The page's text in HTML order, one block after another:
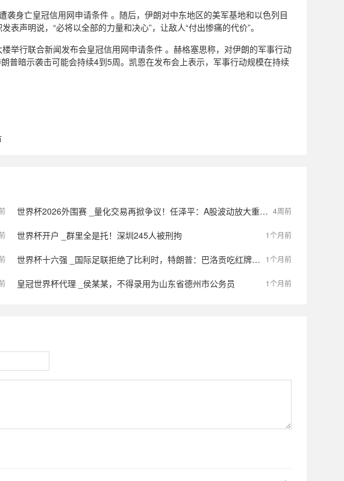
身亡皇冠信用网申请条件 。随后，伊朗对中东地区的美军基地和以色列目
声明说，“必将以全部的力量和决心”，让敌人“付出惨痛的代价”。
举行联合新闻发布会皇冠信用网申请条件 。赫格塞思称，对伊朗的军事行动
普暗示袭击可能会持续4到5周。凯恩在发布会上表示，军事行动规模在持续
4周前
世界杯2026外围赛 _量化交易再掀争议！任泽平：A股波动放大重要原因就是量化交易泛滥；百亿量化私募回应：市场认知有误，极端行情下量化恰恰是“稳定器”
1个月前
世界杯开户 _群里全是托！深圳245人被刑拘
1个月前
世界杯十六强 _国际足联拒绝了比利时，特朗普：巴洛贡吃红牌的动作不算犯规，两个家伙全速奔跑不小心撞到了一起
1个月前
皇冠世界杯代理 _侯某某，不得录用为山东省德州市公务员